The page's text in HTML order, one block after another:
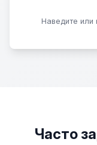
Наведите
Часто